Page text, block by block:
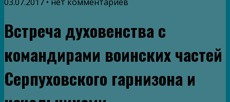
Встреча духовенства с
командирами воинских частей
Серпуховского гарнизона и